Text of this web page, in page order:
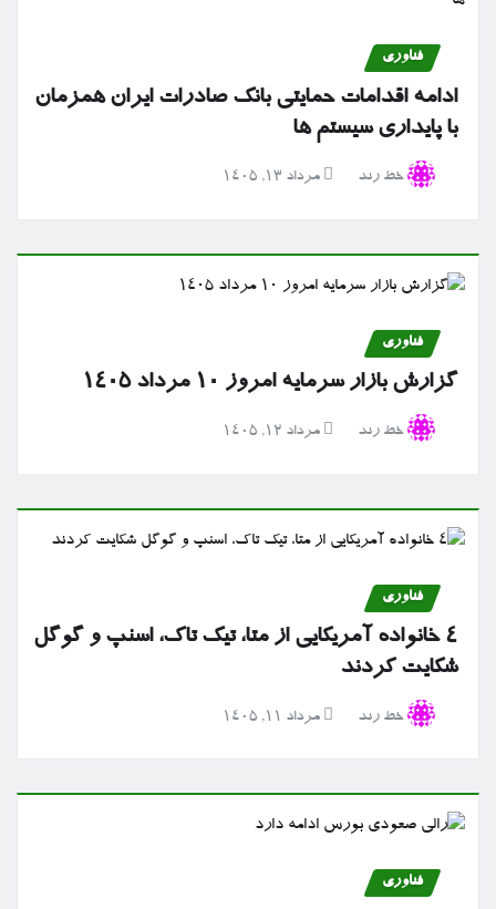
فناوری
ادامه اقدامات حمایتی بانک صادرات ایران همزمان
با پایداری سیستم ها
خط رند مرداد ۱۳, ۱۴۰۵
فناوری
گزارش بازار سرمایه امروز ۱۰ مرداد ۱۴۰۵
خط رند مرداد ۱۲, ۱۴۰۵
فناوری
۴ خانواده آمریکایی از متا، تیک تاک، اسنپ و گوگل
شکایت کردند
خط رند مرداد ۱۱, ۱۴۰۵
فناوری